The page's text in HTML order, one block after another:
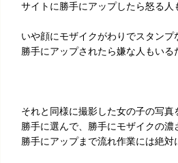
サイトに勝手にアップしたら怒る人
いや顔にモザイクがわりでスタンプ
勝手にアップされたら嫌な人もい
それと同様に撮影した女の子の写真
勝手に選んで、勝手にモザイクの
勝手にアップまで流れ作業には絶対